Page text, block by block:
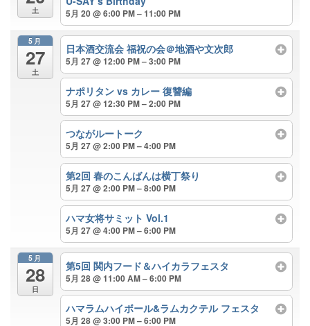
土 5月 20 @ 6:00 PM – 11:00 PM
5月
27
土
日本酒交流会 福祝の会＠地酒や文次郎
5月 27 @ 12:00 PM – 3:00 PM
ナポリタン vs カレー 復讐編
5月 27 @ 12:30 PM – 2:00 PM
つながルートーク
5月 27 @ 2:00 PM – 4:00 PM
第2回 春のこんばんは横丁祭り
5月 27 @ 2:00 PM – 8:00 PM
ハマ女将サミット Vol.1
5月 27 @ 4:00 PM – 6:00 PM
5月
28
日
第5回 関内フード＆ハイカラフェスタ
5月 28 @ 11:00 AM – 6:00 PM
ハマラムハイボール&ラムカクテル フェスタ
5月 28 @ 3:00 PM – 6:00 PM